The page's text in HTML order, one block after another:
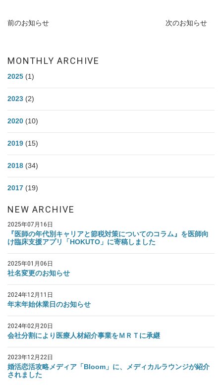
前のお知らせ 次のお知らせ
MONTHLY ARCHIVE
2025 (1)
2023 (2)
2020 (10)
2019 (15)
2018 (34)
2017 (19)
NEW ARCHIVE
2025年07月16日
『医師の年代別キャリアと節税対策についてのコラム』を医師向
け臨床支援アプリ「HOKUTO」に寄稿しました
2025年01月06日
社名変更のお知らせ
2024年12月11日
年末年始休業日のお知らせ
2024年02月20日
会社分割により医療人材紹介事業をＭＲＴに承継
2023年12月22日
婚活恋活攻略メディア「Bloom」に、メディカルラウンジが紹介
されました